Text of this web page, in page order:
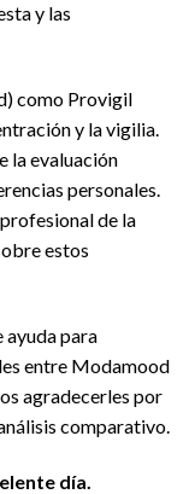
y las
como Provigil
y la vigilia.
la evaluación
personales.
de la
estos
ayuda para
entre Modamood
agradecerles por
comparativo.
día.